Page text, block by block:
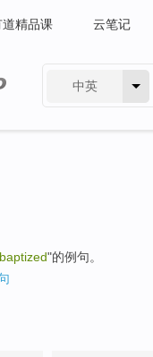
道精品课 云笔记
中英
"的例句。